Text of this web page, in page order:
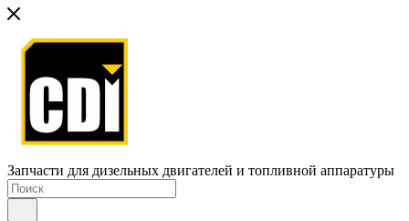
Запчасти для дизельных двигателей и топливной аппаратуры